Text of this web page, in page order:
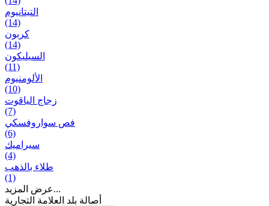
التيتانيوم
(14)
كربون
(14)
السيليكون
(11)
الألومنيوم
(10)
زجاج الياقوت
(7)
فص سواروفسكي
(6)
سيراميك
(4)
طلاء بالذهب
(1)
عرض المزيد...
أصالة بلد العلامة التجارية